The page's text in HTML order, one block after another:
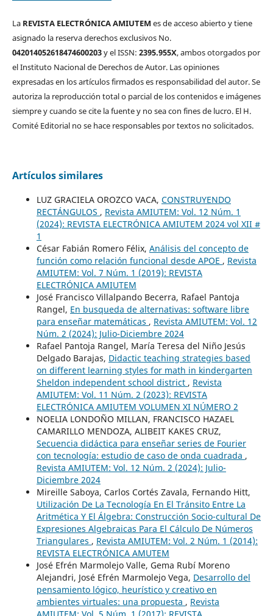
La REVISTA ELECTRÓNICA AMIUTEM es de acceso abierto y tiene
asignado la reserva derechos exclusivos No.
042014052618474600203y el ISSN: 2395.955X, ambos otorgados por
el Instituto Nacional de Derechos de Autor. Las opiniones
expresadas en los artículos firmados es responsabilidad del autor. Se
autoriza la reproducción total o parcial de los contenidos e imágenes
siempre y cuando se cite la fuente y no sea con fines de lucro. El H.
Comité Editorial no se hace responsables por textos no solicitados.
Artículos similares
LUZ GRACIELA OROZCO VACA, CONSTRUYENDO
RECTÁNGULOS , Revista AMIUTEM: Vol. 12 Núm. 1
(2024): REVISTA ELECTRÓNICA AMIUTEM 2024 vol XII #
1
César Fabián Romero Félix, Análisis del concepto de
función como relación funcional desde APOE , Revista
AMIUTEM: Vol. 7 Núm. 1 (2019): REVISTA
ELECTRÓNICA AMIUTEM
José Francisco Villalpando Becerra, Rafael Pantoja
Rangel, En busqueda de alternativas: software libre
para enseñar matemáticas , Revista AMIUTEM: Vol. 12
Núm. 2 (2024): Julio-Diciembre 2024
Rafael Pantoja Rangel, María Teresa del Niño Jesús
Delgado Barajas, Didactic teaching strategies based
on different learning styles for math in kindergarten
Sheldon independent school district , Revista
AMIUTEM: Vol. 11 Núm. 2 (2023): REVISTA
ELECTRÓNICA AMIUTEM VOLUMEN XI NÚMERO 2
NOELIA LONDOÑO MILLAN, FRANCISCO HAZAEL
CAMARILLO MENDOZA, ALIBEIT KAKES CRUZ,
Secuencia didáctica para enseñar series de Fourier
con tecnología: estudio de caso de onda cuadrada ,
Revista AMIUTEM: Vol. 12 Núm. 2 (2024): Julio-
Diciembre 2024
Mireille Saboya, Carlos Cortés Zavala, Fernando Hitt,
Utilización De La Tecnología En El Tránsito Entre La
Aritmética Y El Álgebra: Construcción Socio-cultural De
Expresiones Algebraicas Para El Cálculo De Números
Triangulares , Revista AMIUTEM: Vol. 2 Núm. 1 (2014):
REVISTA ELECTRÓNICA AMUTEM
José Efrén Marmolejo Valle, Gema Rubí Moreno
Alejandri, José Efrén Marmolejo Vega, Desarrollo del
pensamiento lógico, heurístico y creativo en
ambientes virtuales: una propuesta , Revista